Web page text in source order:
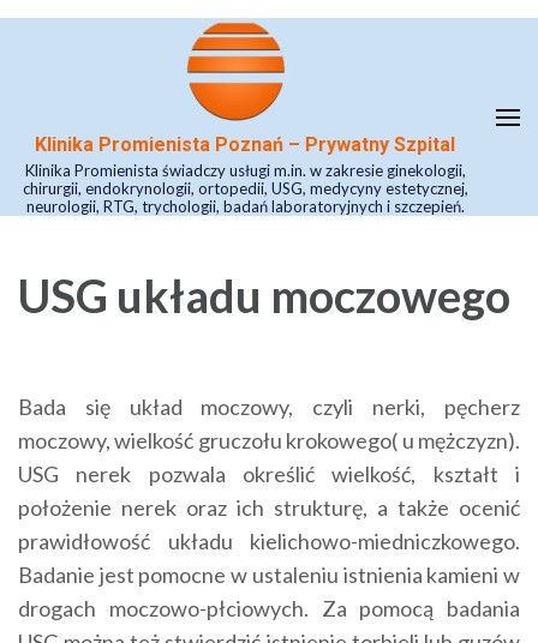
Skip
Enter)Klinika Promienista Poznań – Prywatny Szpital
Klinika Promienista świadczy usługi m.in. w zakresie ginekologii,
chirurgii, endokrynologii, ortopedii, USG, medycyny estetycznej,
neurologii, RTG, trychologii, badań laboratoryjnych i szczepień.
USG układu moczowego
Bada się układ moczowy, czyli nerki, pęcherz
moczowy, wielkość gruczołu krokowego( u mężczyzn).
USG nerek pozwala określić wielkość, kształt i
położenie nerek oraz ich strukturę, a także ocenić
prawidłowość układu kielichowo-miedniczkowego.
Badanie jest pomocne w ustaleniu istnienia kamieni w
drogach moczowo-płciowych. Za pomocą badania